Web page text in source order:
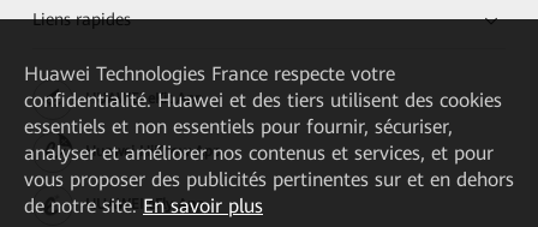
Liens rapides
HUAWEI eKit App
Huawei HiKnow App
HUAWEI eFly App
Huawei Technologies France respecte votre
confidentialité. Huawei et des tiers utilisent des cookies
essentiels et non essentiels pour fournir, sécuriser,
analyser et améliorer nos contenus et services, et pour
vous proposer des publicités pertinentes sur et en dehors
de notre site. En savoir plus